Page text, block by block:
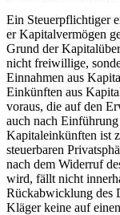
Ein Steuerpflichtiger
er Kapitalvermögen
Grund der
nicht freiwillige,
Einnahmen aus
Einkünften aus
voraus, die auf den
auch nach
Kapitaleinkünften ist
steuerbaren
nach dem Widerruf
wird, fällt nicht
Rückabwicklung des
Kläger keine auf